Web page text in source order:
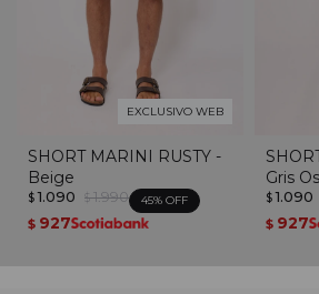
EXCLUSIVO WEB
SHORT MARINI RUSTY -
Beige
$ 1.090 $ 1.990 45
$ 927
Gris
$ 1.090
$ 927